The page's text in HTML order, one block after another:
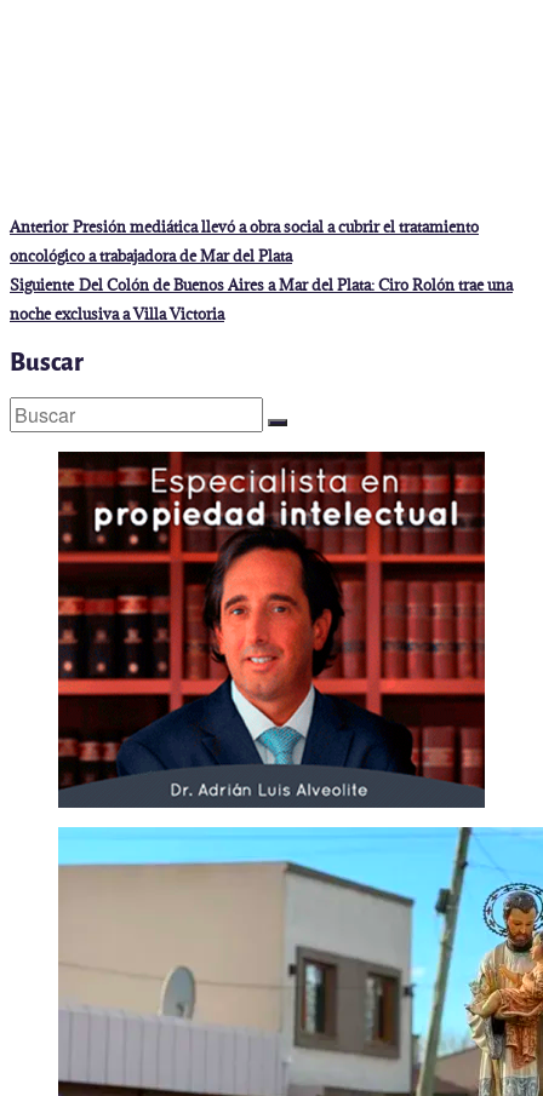
Navegación
de
entradas
Anterior Entrada
Presión mediática llevó a obra social a cubrir el tratamiento
oncológico a trabajadora de Mar del Plata
Siguiente Entrada
Del Colón de Buenos Aires a Mar del Plata: Ciro Rolón trae una
noche exclusiva a Villa Victoria
Buscar
Buscar